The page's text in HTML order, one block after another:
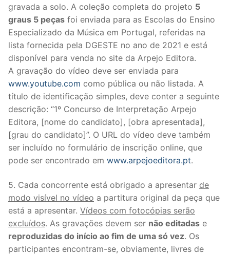
gravada a solo. A coleção completa do projeto 5
graus 5 peças foi enviada para as Escolas do Ensino
Especializado da Música em Portugal, referidas na
lista fornecida pela DGESTE no ano de 2021 e está
disponível para venda no site da Arpejo Editora.
A gravação do vídeo deve ser enviada para
www.youtube.com como pública ou não listada. A
título de identificação simples, deve conter a seguinte
descrição: “1º Concurso de Interpretação Arpejo
Editora, [nome do candidato], [obra apresentada],
[grau do candidato]”. O URL do vídeo deve também
ser incluído no formulário de inscrição online, que
pode ser encontrado em www.arpejoeditora.pt.
5. Cada concorrente está obrigado a apresentar de
modo visível no vídeo a partitura original da peça que
está a apresentar. Vídeos com fotocópias serão
excluídos. As gravações devem ser não editadas e
reproduzidas do início ao fim de uma só vez. Os
participantes encontram-se, obviamente, livres de